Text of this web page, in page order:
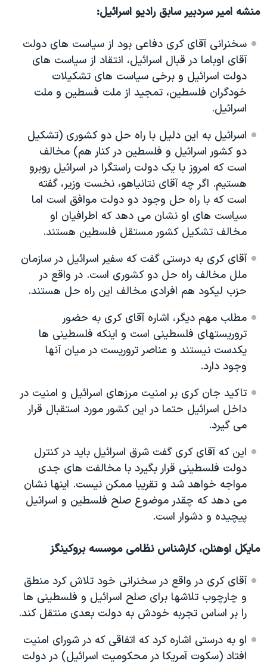
منشه امیر سردبیر سابق رادیو اسرائیل:
سخنرانی آقای کری دفاعی بود از سیاست های دولت
آقای اوباما در قبال اسرائیل، انتقاد از سیاست های
دولت اسرائیل و برخی سیاست های تشکیلات
خودگران فلسطین، تمجید از ملت فسطین و ملت
اسرائیل.
اسرائیل به این دلیل با راه حل دو کشوری (تشکیل
دو کشور اسرائیل و فلسطین در کنار هم) مخالف
است که امروز با یک دولت راستگرا در اسرائیل روبرو
هستیم. اگر چه آقای نتانیاهو، نخست وزیر، گفته
است که با راه حل وجود دو دولت موافق است اما
سیاست های او نشان می دهد که اطرافیان او
مخالف تشکیل کشور مستقل فلسطین هستند.
آقای کری به درستی گفت که سفیر اسرائیل در سازمان
ملل مخالف راه حل دو کشوری است. در واقع در
حزب لیکود هم افرادی مخالف این راه حل هستند.
مطلب مهم دیگر، اشاره آقای کری به حضور
تروریستهای فلسطینی است و اینکه فلسطینی ها
یکدست نیستند و عناصر تروریست در میان آنها
وجود دارد.
تاکید جان کری بر امنیت مرزهای اسرائیل و امنیت در
داخل اسرائیل حتما در این کشور مورد استقبال قرار
می گیرد.
این که آقای کری گفت شرق اسرائیل باید در کنترل
دولت فلسطینی قرار بگیرد با مخالفت های جدی
مواجه خواهد شد و تقریبا ممکن نیست. اینها نشان
می دهد که چقدر موضوع صلح فلسطین و اسرائیل
پیچیده و دشوار است.
مایکل اوهنلن، کارشناس نظامی موسسه بروکینگز
آقای کری در واقع در سخنرانی خود تلاش کرد منطق
و چارچوب تلاشها برای صلح اسرائیل و فلسطینی ها
را بر اساس تجربه خودش به دولت بعدی منتقل کند.
او به درستی اشاره کرد که اتفاقی که در شورای امنیت
افتاد (سکوت آمریکا در محکومیت اسرائیل) در دولت